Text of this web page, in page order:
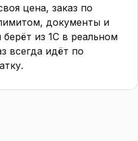
цена, заказ по
документы и
из 1С в реальном
всегда идёт по